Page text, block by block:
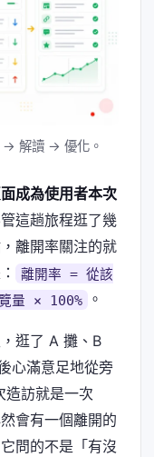
→ 解讀 → 優化。
成為使用者本次
管這趟旅程逛了幾
離開率關注的就
離開率 = 從該
量 × 100%
。
逛了 A 攤、B
心滿意足地從旁
造訪就是一次
會有一個離開的
問的不是「有沒